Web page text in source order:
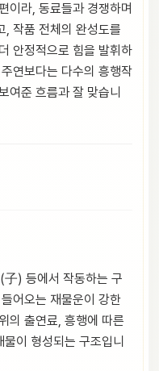
이라, 동료들과 경쟁하며
, 작품 전체의 완성도를
안정적으로 힘을 발휘하
연보다는 다수의 흥행작
여준 흐름과 잘 맞습니
) 등에서 작동하는 구
어오는 재물운이 강한
의 출연료, 흥행에 따른
이 형성되는 구조입니